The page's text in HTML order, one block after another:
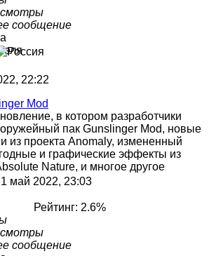
сообщение
22:22
Mod
в котором разработчики
пак Gunslinger Mod, новые
из проекта Anomaly, измененный
и графические эффекты из
Nature, и многое другое
май 2022, 23:03
Рейтинг: 2.6%
сообщение